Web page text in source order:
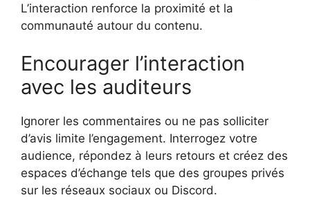
L’interaction renforce la proximité et la
communauté autour du contenu.
Encourager l’interaction
avec les auditeurs
Ignorer les commentaires ou ne pas solliciter
d’avis limite l’engagement. Interrogez votre
audience, répondez à leurs retours et créez des
espaces d’échange tels que des groupes privés
sur les réseaux sociaux ou Discord.